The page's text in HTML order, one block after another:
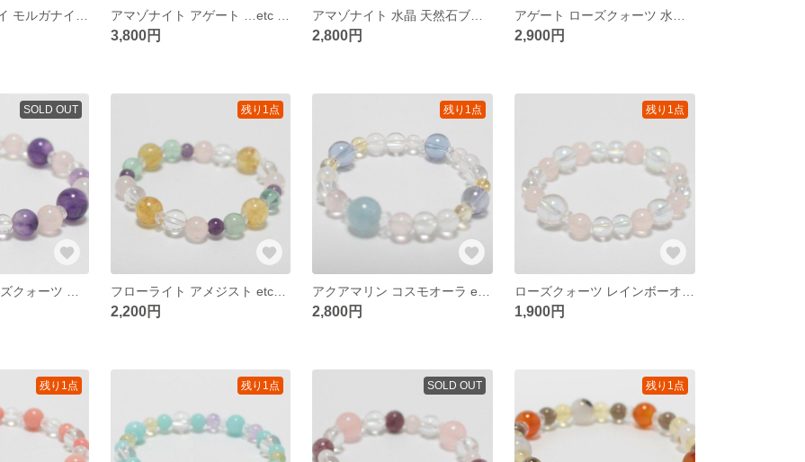
3,800円 2,800円 2,900円
SOLD OUT 残り1点
フローライト アメジスト etc… 天然石ブレスレット
2,200円
残り1点
2,800円
残り1点
1,900円
残り1点 残り1点 SOLD OUT 残り1点